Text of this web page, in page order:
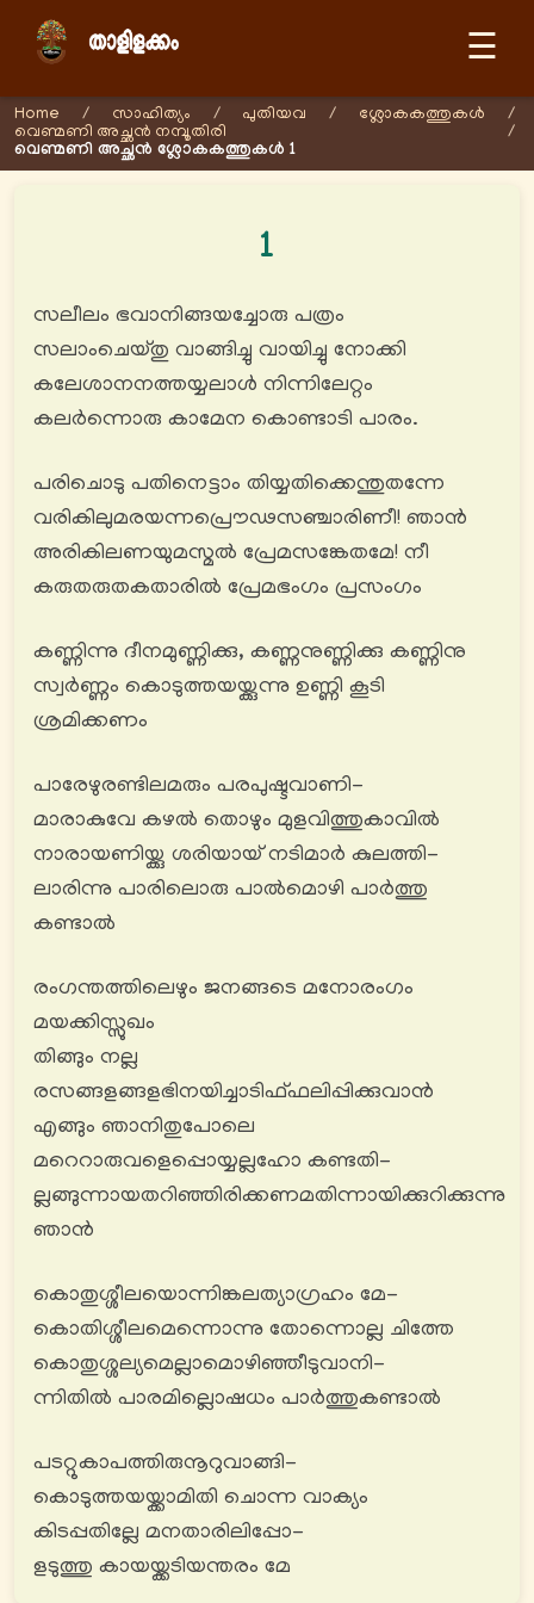
☰
Home / സാഹിത്യം / പുതിയവ / ശ്ലോകകത്തുകള്‍
/
വെണ്മണി അച്ഛന്‍ നമ്പൂതിരി
/
വെണ്മണി അച്ഛൻ ശ്ലോകകത്തുകള്‍ 1
1
സലീലം ഭവാനിങ്ങയച്ചോരു പത്രം
സലാംചെയ്തു വാങ്ങിച്ചു വായിച്ചു നോക്കി
കലേശാനനത്തയ്യലാൾ നിന്നിലേറ്റം
കലര്‍ന്നൊരു കാമേന കൊണ്ടാടി പാരം.
പരിചൊടു പതിനെട്ടാം തിയ്യതിക്കെന്തുതന്നേ
വരികിലുമരയന്നപ്രൌഢസഞ്ചാരിണീ! ഞാൻ
അരികിലണയുമസ്മൽ പ്രേമസങ്കേതമേ! നീ
കരുതരുതകതാരിൽ പ്രേമഭംഗം പ്രസംഗം
കണ്ണിന്നു ദീനമുണ്ണിക്കു, കണ്ണനുണ്ണിക്കു കണ്ണിനു
സ്വര്‍ണ്ണം കൊടുത്തയയ്ക്കുന്നു ഉണ്ണി കൂടി
ശ്രമിക്കണം
പാരേഴുരണ്ടിലമരും പരപുഷ്ടവാണി-
മാരാകുവേ കഴൽ തൊഴും മുളവിത്തുകാവിൽ
നാരായണിയ്ക്കു ശരിയായ് നടിമാർ കുലത്തി-
ലാരിന്നു പാരിലൊരു പാൽമൊഴി പാര്‍ത്തു
കണ്ടാൽ
രംഗന്തത്തിലെഴും ജനങ്ങടെ മനോരംഗം
മയക്കിസ്സുഖം
തിങ്ങും നല്ല
രസങ്ങളങ്ങളഭിനയിച്ചാടിഫ്ഫലിപ്പിക്കുവാൻ
എങ്ങും ഞാനിതുപോലെ
മറെറാരുവളെപ്പൊയ്യല്ലഹോ കണ്ടതി-
ല്ലങ്ങുന്നായതറിഞ്ഞിരിക്കണമതിന്നായിക്കുറിക്കുന്നു
ഞാൻ
കൊതുശ്ശീലയൊന്നിങ്കലത്യാഗ്രഹം മേ-
കൊതിശ്ശീലമെന്നൊന്നു തോന്നൊല്ല ചിത്തേ
കൊതുശ്ശല്യമെല്ലാമൊഴിഞ്ഞീടുവാനി-
ന്നിതിൽ പാരമില്ലൊഷധം പാര്‍ത്തുകണ്ടാൽ
പടറ്റുകാപത്തിരുനൂറുവാങ്ങി-
കൊടുത്തയയ്ക്കാമിതി ചൊന്ന വാക്യം
കിടപ്പതില്ലേ മനതാരിലിപ്പോ-
ളടുത്തു കായയ്ക്കടിയന്തരം മേ